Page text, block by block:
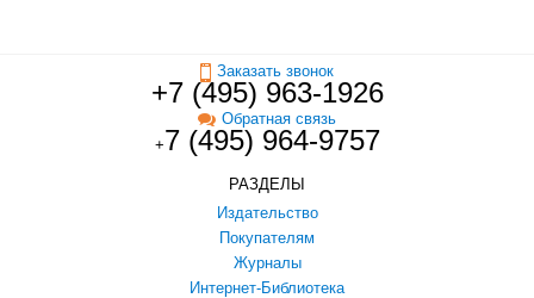
Заказать звонок
+7 (495) 963-1926
Обратная связь
+7 (495) 964-9757
РАЗДЕЛЫ
Издательство
Покупателям
Журналы
Интернет-Библиотека